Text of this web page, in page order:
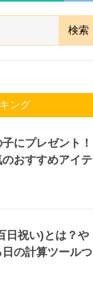
ング
にプレゼント！
おすすめアイテ
日祝い)とは？や
日の計算ツールつ